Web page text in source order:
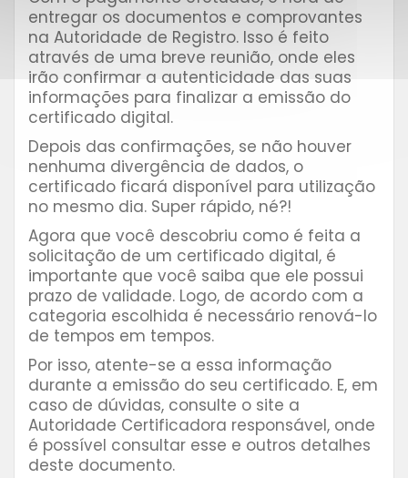
entregar os documentos e comprovantes
na Autoridade de Registro. Isso é feito
através de uma breve reunião, onde eles
irão confirmar a autenticidade das suas
informações para finalizar a emissão do
certificado digital.
Depois das confirmações, se não houver
nenhuma divergência de dados, o
certificado ficará disponível para utilização
no mesmo dia. Super rápido, né?!
Agora que você descobriu como é feita a
solicitação de um certificado digital, é
importante que você saiba que ele possui
prazo de validade. Logo, de acordo com a
categoria escolhida é necessário renová-lo
de tempos em tempos.
Por isso, atente-se a essa informação
durante a emissão do seu certificado. E, em
caso de dúvidas, consulte o site a
Autoridade Certificadora responsável, onde
é possível consultar esse e outros detalhes
deste documento.